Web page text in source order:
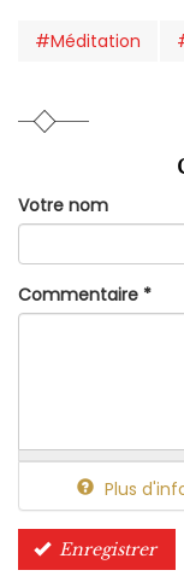
#Méditation
Votre nom
Commentaire *
Plus
Enregistrer